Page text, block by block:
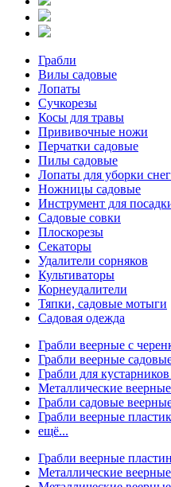
Грабли
Вилы садовые
Лопаты
Сучкорезы
Косы для травы
Прививочные ножи
Перчатки садовые
Пилы садовые
Лопаты для уборки
Ножницы садовые
Инструмент для
Садовые совки
Плоскорезы
Секаторы
Удалители сорняков
Культиваторы
Корнеудалители
Тяпки, садовые мотыги
Садовая одежда
Грабли веерные с
Грабли веерные
Грабли для
Металлические
Грабли садовые
Грабли веерные
ещё...
Грабли веерные
Металлические